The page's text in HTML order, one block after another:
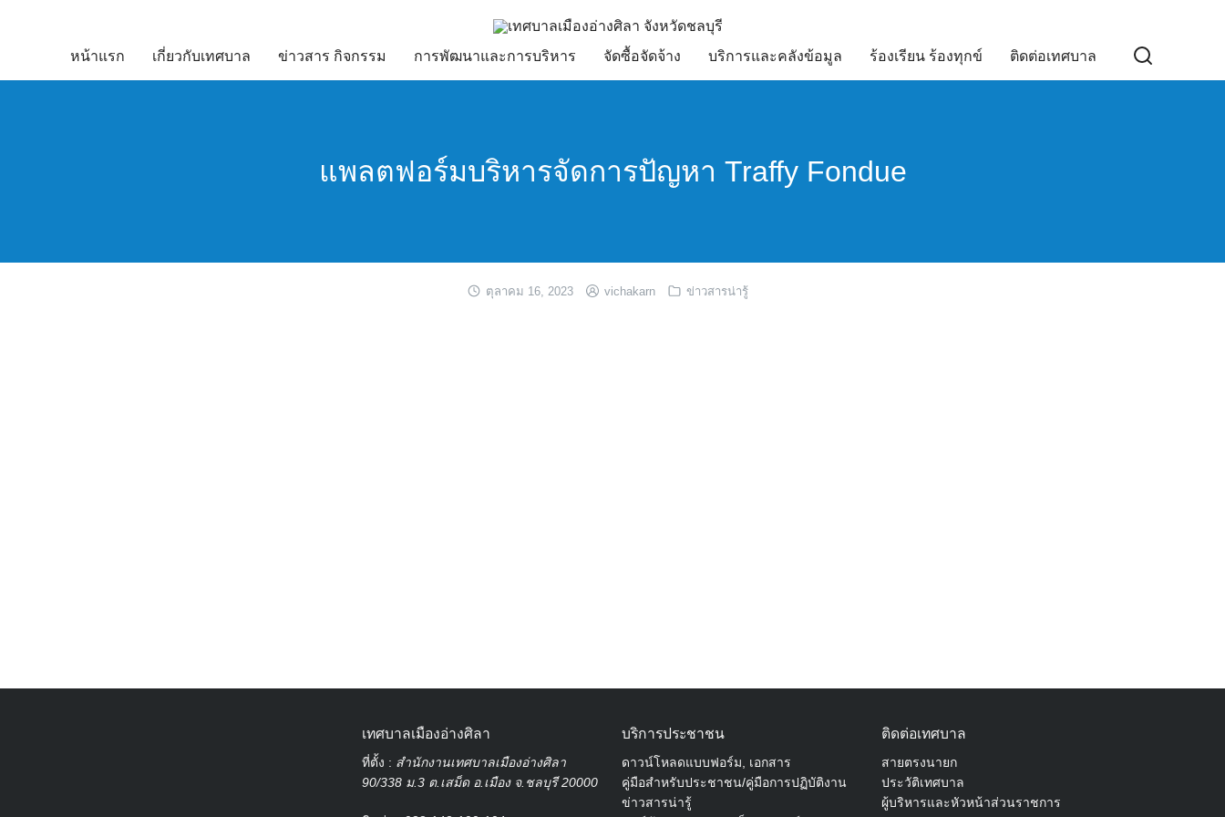
หน้าแรก เกี่ยวกับเทศบาล ข่าวสาร กิจกรรม การพัฒนาและการบริหาร จัดซื้อจัดจ้าง บริการและคลังข้อมูล ร้องเรียน ร้องทุกข์ ติดต่อเทศบาล
แพลตฟอร์มบริหารจัดการปัญหา Traffy Fondue
ตุลาคม 16, 2023 vichakarn ข่าวสารน่ารู้
เทศบาลเมืองอ่างศิลา
ที่ตั้ง : สำนักงานเทศบาลเมืองอ่างศิลา
90/338 ม.3 ต.เสม็ด อ.เมือง จ.ชลบุรี 20000
บริการประชาชน
ดาวน์โหลดแบบฟอร์ม, เอกสาร
คู่มือสำหรับประชาชน/คู่มือการปฏิบัติงาน
ข่าวสารน่ารู้
ติดต่อเทศบาล
สายตรงนายก
ประวัติเทศบาล
ผู้บริหารและหัวหน้าส่วนราชการ